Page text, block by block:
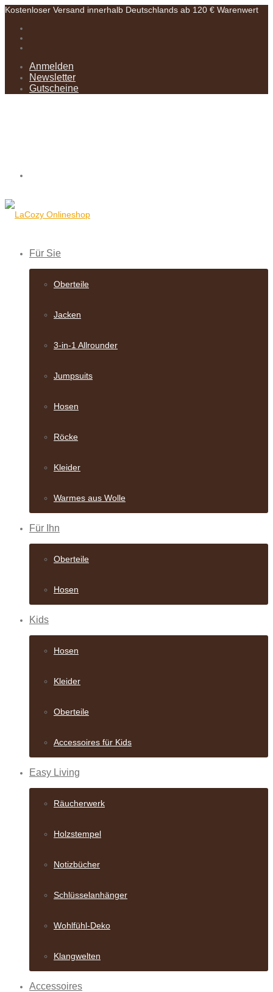
Kostenloser Versand innerhalb Deutschlands ab 120 € Warenwert
Anmelden
Newsletter
Gutscheine
Für Sie
Oberteile
Jacken
3-in-1 Allrounder
Jumpsuits
Hosen
Röcke
Kleider
Warmes aus Wolle
Für Ihn
Oberteile
Hosen
Kids
Hosen
Kleider
Oberteile
Accessoires für Kids
Easy Living
Räucherwerk
Holzstempel
Notizbücher
Schlüsselanhänger
Wohlfühl-Deko
Klangwelten
Accessoires